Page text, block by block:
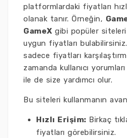
platformlardaki fiyatları
olanak tanır. Örneğin,
GameX gibi popüler
uygun fiyatları
sadece fiyatları
zamanda kullanıcı
ile de size yardımcı olur.
Bu siteleri kullanmanın
Hızlı Erişim: Birkaç
fiyatları görebilirsiniz.